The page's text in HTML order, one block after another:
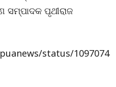
ସମ୍ପାଦକ ପୃଥୀରାଜ
status/1097074